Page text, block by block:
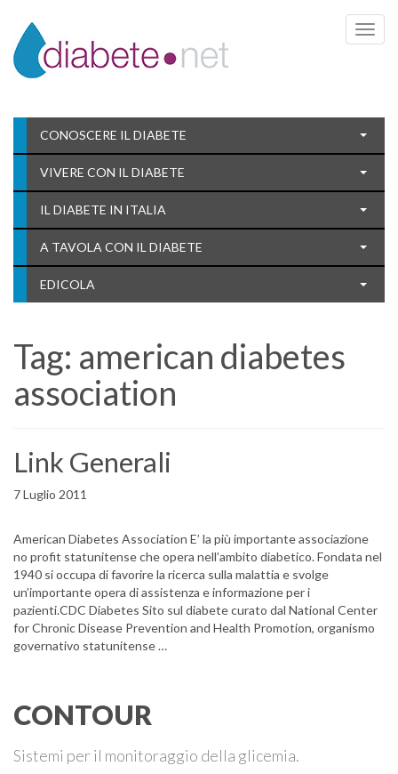
Toggle
CONOSCERE IL DIABETE
VIVERE CON IL DIABETE
IL DIABETE IN ITALIA
A TAVOLA CON IL DIABETE
EDICOLA
Tag: american diabetes
association
Link Generali
7 Luglio 2011
American Diabetes Association E’ la più importante associazione
no profit statunitense che opera nell’ambito diabetico. Fondata nel
1940 si occupa di favorire la ricerca sulla malattia e svolge
un’importante opera di assistenza e informazione per i
pazienti.CDC Diabetes Sito sul diabete curato dal National Center
for Chronic Disease Prevention and Health Promotion, organismo
governativo statunitense …
CONTOUR
Sistemi per il monitoraggio della glicemia.